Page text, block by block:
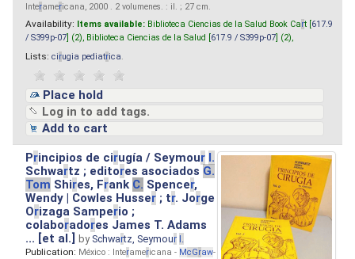
Interamericana, 2000 . 2 volumenes. : il. ; 27 cm.
Availability: Items available: Biblioteca Ciencias de la Salud Book Cart [ 617.9
/ S399p-07 ] (2), Biblioteca Ciencias de la Salud [ 617.9 / S399p-07 ] (2),
Lists: cirugia pediatrica
Place hold
Log in to add tags.
Add to cart
Principios de cirugía / Seymour I.
Schwartz ; editores asociados G.
Tom Shires, Frank C. Spencer,
Wendy | Cowles Husser ; tr. Jorge
Orizaga Samperio ;
colaboradores James T. Adams
... [et al.]by Schwartz, Seymour I.
Publication: México : Interamericana - McGraw-